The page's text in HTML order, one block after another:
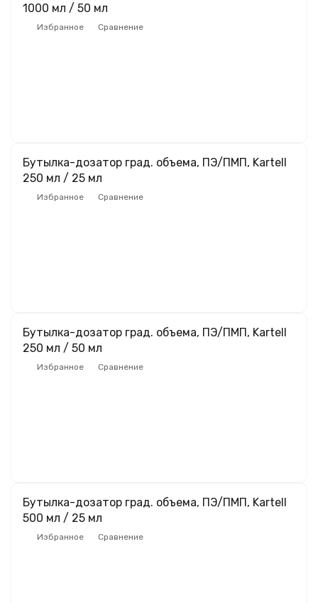
1000 мл / 50 мл
Избранное Сравнение
Бутылка-дозатор град. объема, ПЭ/ПМП, Kartell
250 мл / 25 мл
Избранное Сравнение
Бутылка-дозатор град. объема, ПЭ/ПМП, Kartell
250 мл / 50 мл
Избранное Сравнение
Бутылка-дозатор град. объема, ПЭ/ПМП, Kartell
500 мл / 25 мл
Избранное Сравнение